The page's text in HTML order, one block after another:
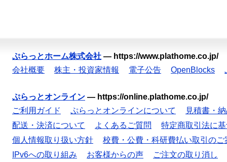
ぷらっとホーム株式会社 — https://www.plathome.co.jp/
会社概要
株主・投資家情報 電子公告 OpenBlocks
ぷらっとオンライン — https://online.plathome.co.jp/
ご利用ガイド
ぷらっとオンラインについて
見積書・
配送・決済について
よくあるご質問
特定商取引法に
個人情報取り扱い方針
校費・公費・科研費払い取引のご
IPv6への取り組み
お客様からの声 ご注文の取り消し